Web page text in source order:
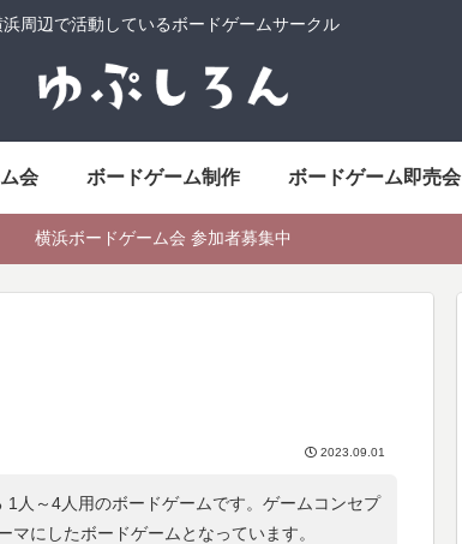
浜周辺で活動しているボードゲームサークル
会 ボードゲーム制作 ボードゲーム即売会
横浜ボードゲーム会 参加者募集中
2023.09.01
人～4人用のボードゲームです。ゲームコンセプ
マにしたボードゲームとなっています。